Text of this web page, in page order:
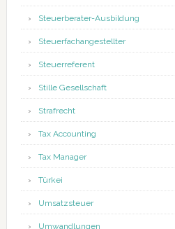
Steuerberater-Ausbildung
Steuerfachangestellter
Steuerreferent
Stille Gesellschaft
Strafrecht
Tax Accounting
Tax Manager
Türkei
Umsatzsteuer
Umwandlungen